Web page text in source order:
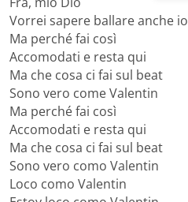
Vorrei sapere ballare anche io
Ma perché fai così
Accomodati e resta qui
Ma che cosa ci fai sul beat
Sono vero come Valentin
Ma perché fai così
Accomodati e resta qui
Ma che cosa ci fai sul beat
Sono vero como Valentin
Loco como Valentin